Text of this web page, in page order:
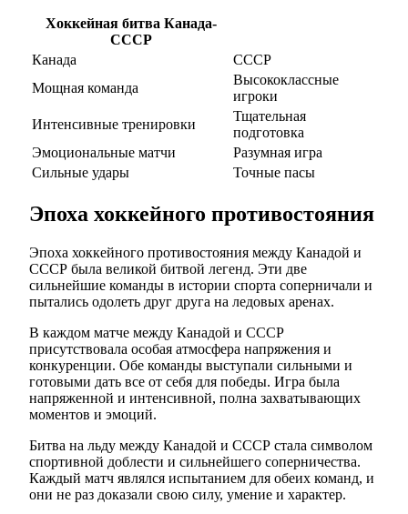
Хоккейная битва Канада-
СССР
Канада
СССР
Мощная команда
Высококлассные
игроки
Интенсивные тренировки
Тщательная
подготовка
Эмоциональные матчи
Разумная игра
Сильные удары
Точные пасы
Эпоха хоккейного противостояния
Эпоха хоккейного противостояния между Канадой и
СССР была великой битвой легенд. Эти две
сильнейшие команды в истории спорта соперничали и
пытались одолеть друг друга на ледовых аренах.
В каждом матче между Канадой и СССР
присутствовала особая атмосфера напряжения и
конкуренции. Обе команды выступали сильными и
готовыми дать все от себя для победы. Игра была
напряженной и интенсивной, полна захватывающих
моментов и эмоций.
Битва на льду между Канадой и СССР стала символом
спортивной доблести и сильнейшего соперничества.
Каждый матч являлся испытанием для обеих команд, и
они не раз доказали свою силу, умение и характер.